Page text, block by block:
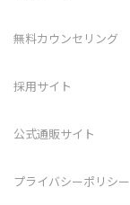
無料カウンセリング
採用サイト
公式通販サイト
プライバシーポリシー